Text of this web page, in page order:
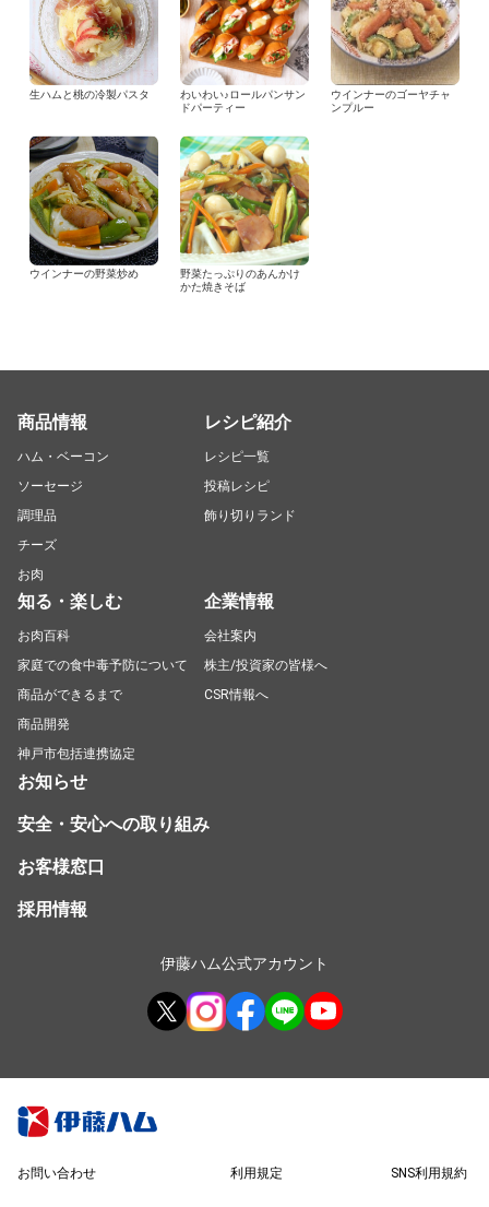
生ハムと桃の冷製パスタ
わいわい♪ロールパンサン
ドパーティー
ウインナーのゴーヤチャ
ンプルー
ウインナーの野菜炒め
野菜たっぷりのあんかけ
かた焼きそば
商品情報
ハム・ベーコン
ソーセージ
調理品
チーズ
お肉
レシピ紹介
レシピ一覧
投稿レシピ
飾り切りランド
知る・楽しむ
お肉百科
家庭での食中毒予防について
商品ができるまで
商品開発
神戸市包括連携協定
企業情報
会社案内
株主/投資家の皆様へ
CSR情報へ
お知らせ
安全・安心への取り組み
お客様窓口
採用情報
伊藤ハム公式アカウント
お問い合わせ 利用規定 SNS利用規約